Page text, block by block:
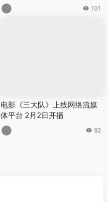
101
电影《三大队》上线网络流媒
体平台 2月2日开播
82